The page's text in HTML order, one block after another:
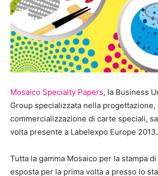
Mosaico Specialty Papers, la Business
Group specializzata nella progettazione,
commercializzazione di carte speciali,
volta presente a Labelexpo Europe 2013.
Tutta la gamma Mosaico per la stampa
esposta per la prima volta a presso lo